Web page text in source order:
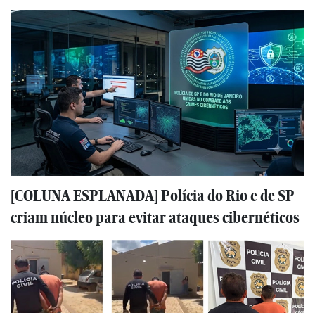
[COLUNA ESPLANADA] Polícia do Rio e de SP
criam núcleo para evitar ataques cibernéticos